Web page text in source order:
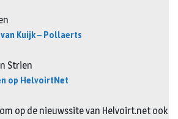
Kuijk – Pollaerts
Strien
op HelvoirtNet
op de nieuwssite van Helvoirt.net ook